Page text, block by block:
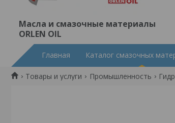
Масла и смазочные материалы
ORLEN OIL
Главная Каталог смазочных
Товары и услуги Промышленность